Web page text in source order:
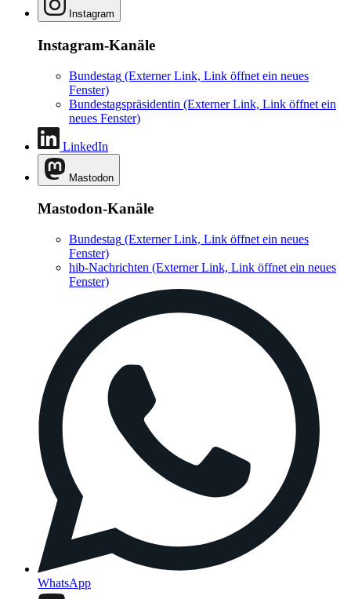
Instagram
Instagram-Kanäle
Bundestag (Externer Link, Link öffnet ein neues
Fenster)
Bundestagspräsidentin (Externer Link, Link öffnet ein
neues Fenster)
LinkedIn
Mastodon
Mastodon-Kanäle
Bundestag (Externer Link, Link öffnet ein neues
Fenster)
hib-Nachrichten (Externer Link, Link öffnet ein neues
Fenster)
WhatsApp